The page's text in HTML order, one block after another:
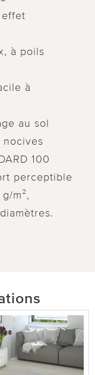
à poils
à
au sol
nocives
100
perceptible
m²,